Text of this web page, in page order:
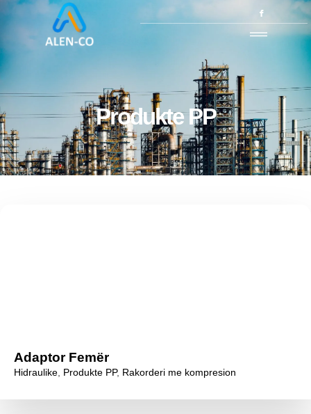
Produkte PP
Adaptor Femër
Hidraulike Produkte PP, Rakorderi me kompresion